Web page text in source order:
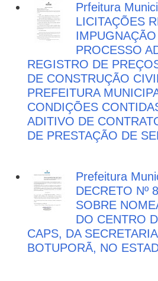
Prfeitura
LICITAÇÕES
PROCESSO
REGISTRO DE
DE CONSTRUÇÃO
PREFEITURA
CONDIÇÕES
ADITIVO DE
DE PRESTAÇÃO DE
Prefeitura
DECRETO Nº
SOBRE
DO CENTRO
CAPS, DA
BOTUPORÃ, NO